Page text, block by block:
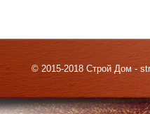
© 2015-2018 Строй Дом -